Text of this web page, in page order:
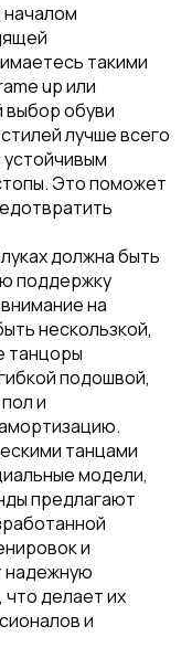
такими
up или
выбор обуви
лучше всего
Это поможет
должна быть
поддержку
на
нескользкой,
танцоры
подошвой,
и
танцами
модели,
предлагают
и
надежную
делает их
и